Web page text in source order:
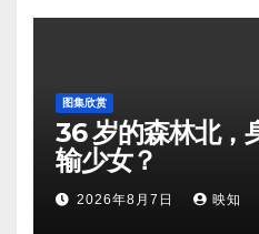
图集欣赏
36 岁的森林北，
输少女？
2026年8月7日 映知